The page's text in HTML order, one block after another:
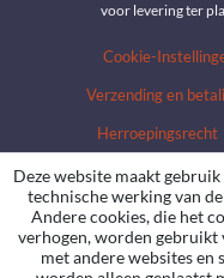
voor levering ter
Cookie-
Verzending en
Herroepingsrecht
Deze website maakt
technische werking van
Andere cookies, die het
verhogen, worden
met andere websites en